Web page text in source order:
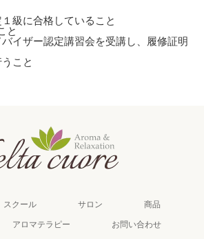
級に合格していること
と
イザー認定講習会を受講し、履修証明
こと
スクール サロン 商品
アロマテラピー お問い合わせ